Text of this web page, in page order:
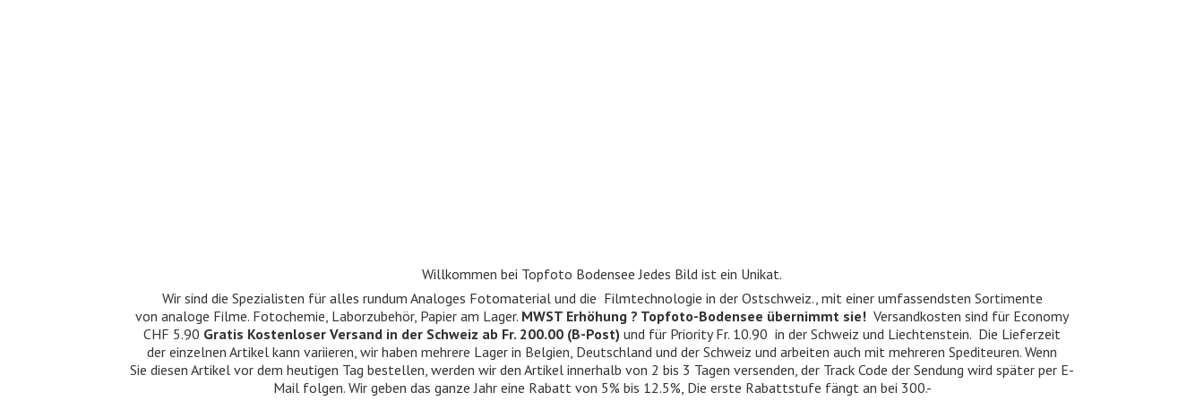
Willkommen bei Topfoto Bodensee Jedes Bild ist ein Unikat.
Wir sind die Spezialisten für alles rundum Analoges Fotomaterial und die Filmtechnologie in der Ostschweiz., mit einer umfassendsten Sortimente
von analoge Filme. Fotochemie, Laborzubehör, Papier am Lager. MWST Erhöhung ? Topfoto-Bodensee übernimmt sie! Versandkosten sind für Economy
CHF 5.90 Gratis Kostenloser Versand in der Schweiz ab Fr. 200.00 (B-Post) und für Priority Fr. 10.90 in der Schweiz und Liechtenstein. Die Lieferzeit
der einzelnen Artikel kann variieren, wir haben mehrere Lager in Belgien, Deutschland und der Schweiz und arbeiten auch mit mehreren Spediteuren. Wenn
Sie diesen Artikel vor dem heutigen Tag bestellen, werden wir den Artikel innerhalb von 2 bis 3 Tagen versenden, der Track Code der Sendung wird später per E-
Mail folgen. Wir geben das ganze Jahr eine Rabatt von 5% bis 12.5%, Die erste Rabattstufe fängt an bei 300.-